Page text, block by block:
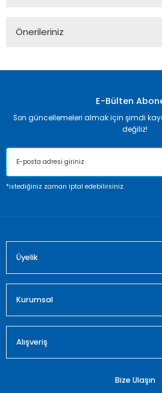
Önerileriniz
Görüş ve önerileriniz için teşekkür
Ürün resmi kalitesiz, bozuk veya
Ürün açıklamasında eksik bilgiler
Ürün bilgilerinde hatalar bulunuyor.
E-Bülten
Son güncellemeleri almak için şimdi
değiliz!
*istediğiniz zaman iptal edebilirsiniz.
Üyelik
Kurumsal
Alışveriş
Bize Ulaşın